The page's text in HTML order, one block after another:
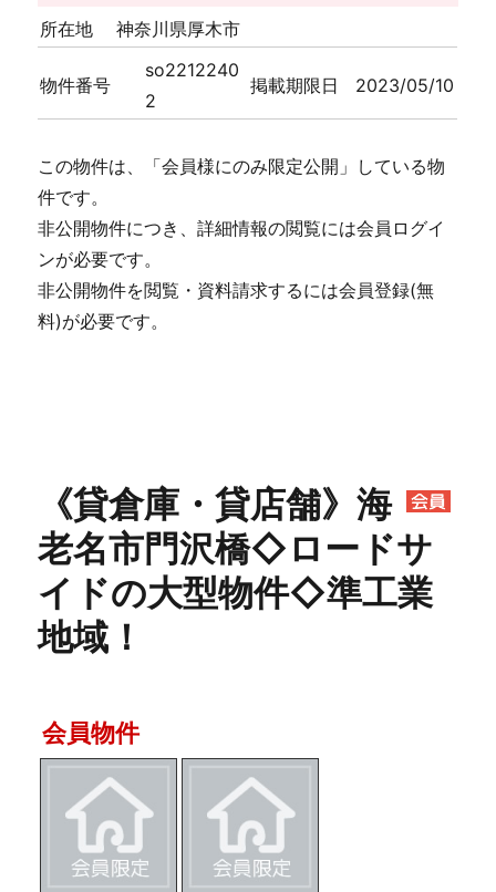
所在地
神奈川県厚木市
物件番号
so2212240
2
掲載期限日 2023/05/10
この物件は、「会員様にのみ限定公開」している物
件です。
非公開物件につき、詳細情報の閲覧には会員ログイ
ンが必要です。
非公開物件を閲覧・資料請求するには会員登録(無
料)が必要です。
《貸倉庫・貸店舗》海
老名市門沢橋◇ロードサ
イドの大型物件◇準工業
地域！
会員物件